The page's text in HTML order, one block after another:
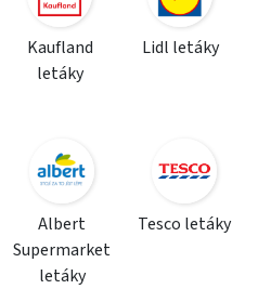
Kaufland
letáky
Lidl letáky
Albert
Supermarket
letáky
Tesco letáky